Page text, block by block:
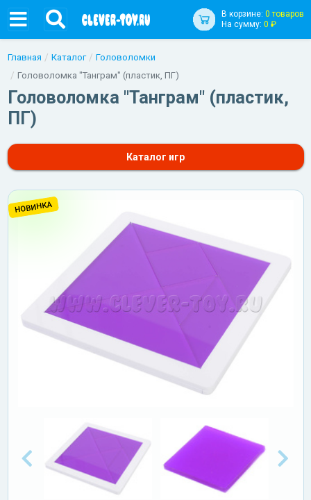
В корзине: 0 товаров
На сумму: 0 ₽
Главная Каталог
Головоломки
Головоломка "Танграм" (пластик, ПГ)
Головоломка "Танграм" (пластик,
ПГ)
Каталог игр
НОВИНКА